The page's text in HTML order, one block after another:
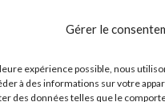
Gérer le
expérience possible, nous
à des informations sur votre
des données telles que le